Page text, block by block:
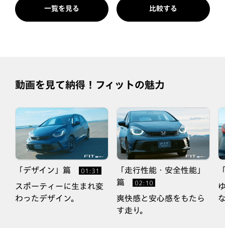
一覧を見る 比較する
動画を見て納得！フィットの魅力
「デザイン」篇 01:31
スポーティーに生まれ変
わったデザイン。
「走行性能・安全性能」
篇
02:10
爽快感と安心感をもたら
す走り。